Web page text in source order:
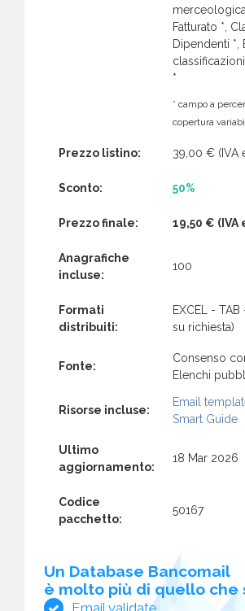
Fatturato *,
Dipendenti *,
*
* campo a
copertura
Prezzo listino: 39,00 € (IVA
Sconto: 50%
Prezzo finale: 19,50 € (IVA
Anagrafiche
incluse:
100
Formati
distribuiti:
EXCEL - TAB
su richiesta)
Fonte:
Consenso
Elenchi
Risorse incluse:
Email
Smart Guide
Ultimo
aggiornamento:
18 Mar 2026
Codice
pacchetto:
50167
Un Database Bancomail
è molto più di quello che
Email validate